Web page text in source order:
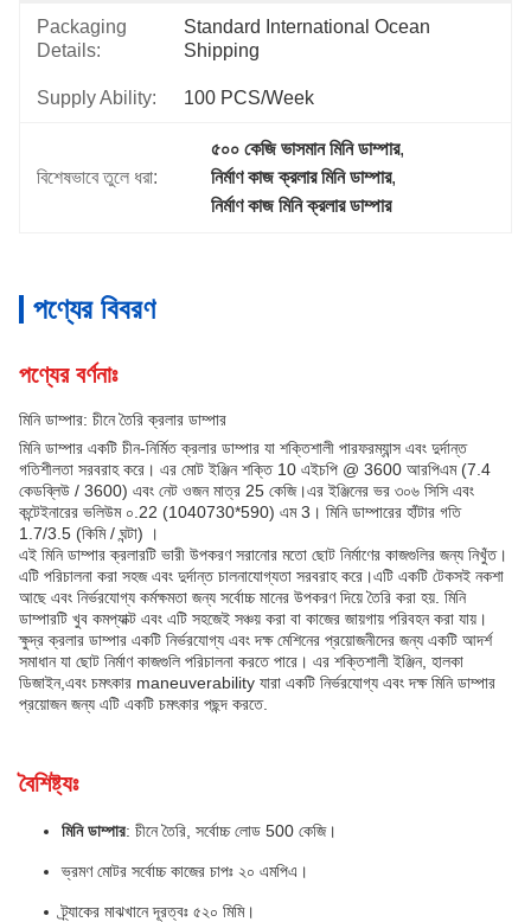
Packaging
Details:
Standard International Ocean
Shipping
Supply Ability: 100 PCS/Week
বিশেষভাবে তুলে ধরা:
৫০০ কেজি ভাসমান মিনি ডাম্পার,
নির্মাণ কাজ ক্রলার মিনি ডাম্পার,
নির্মাণ কাজ মিনি ক্রলার ডাম্পার
পণ্যের বিবরণ
পণ্যের বর্ণনাঃ
মিনি ডাম্পার: চীনে তৈরি ক্রলার ডাম্পার
মিনি ডাম্পার একটি চীন-নির্মিত ক্রলার ডাম্পার যা শক্তিশালী পারফরম্যান্স এবং দুর্দান্ত
গতিশীলতা সরবরাহ করে। এর মোট ইঞ্জিন শক্তি 10 এইচপি @ 3600 আরপিএম (7.4
কেডব্লিউ / 3600) এবং নেট ওজন মাত্র 25 কেজি।এর ইঞ্জিনের ভর ৩০৬ সিসি এবং
কন্টেইনারের ভলিউম ০.22 (1040730*590) এম 3। মিনি ডাম্পারের হাঁটার গতি
1.7/3.5 (কিমি / ঘন্টা) ।
এই মিনি ডাম্পার ক্রলারটি ভারী উপকরণ সরানোর মতো ছোট নির্মাণের কাজগুলির জন্য নিখুঁত।
এটি পরিচালনা করা সহজ এবং দুর্দান্ত চালনাযোগ্যতা সরবরাহ করে।এটি একটি টেকসই নকশা
আছে এবং নির্ভরযোগ্য কর্মক্ষমতা জন্য সর্বোচ্চ মানের উপকরণ দিয়ে তৈরি করা হয়. মিনি
ডাম্পারটি খুব কমপ্যাক্ট এবং এটি সহজেই সঞ্চয় করা বা কাজের জায়গায় পরিবহন করা যায়।
ক্ষুদ্র ক্রলার ডাম্পার একটি নির্ভরযোগ্য এবং দক্ষ মেশিনের প্রয়োজনীদের জন্য একটি আদর্শ
সমাধান যা ছোট নির্মাণ কাজগুলি পরিচালনা করতে পারে। এর শক্তিশালী ইঞ্জিন, হালকা
ডিজাইন,এবং চমৎকার maneuverability যারা একটি নির্ভরযোগ্য এবং দক্ষ মিনি ডাম্পার
প্রয়োজন জন্য এটি একটি চমৎকার পছন্দ করতে.
বৈশিষ্ট্যঃ
মিনি ডাম্পার: চীনে তৈরি, সর্বোচ্চ লোড 500 কেজি।
ভ্রমণ মোটর সর্বোচ্চ কাজের চাপঃ ২০ এমপিএ।
ট্র্যাকের মাঝখানে দূরত্বঃ ৫২০ মিমি।